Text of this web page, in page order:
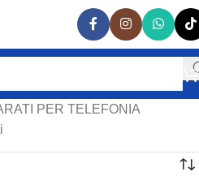
PER TELEFONIA